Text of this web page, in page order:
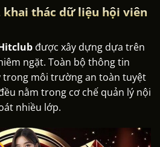
thác dữ liệu hội viên
được xây dựng dựa trên
ngặt. Toàn bộ thông tin
trong môi trường an toàn tuyệt
nằm trong cơ chế quản lý nội
nhiều lớp.